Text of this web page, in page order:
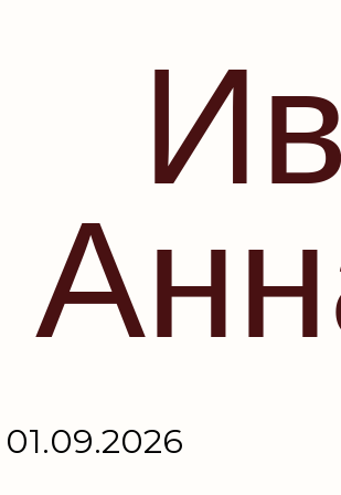
01.09.2026